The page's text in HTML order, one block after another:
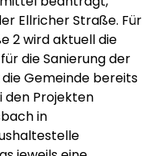
Ellricher Straße. Für
2 wird aktuell die
die Sanierung der
Gemeinde bereits
den Projekten
in